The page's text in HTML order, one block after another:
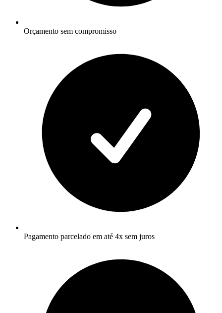
Orçamento sem compromisso
Pagamento parcelado em até 4x sem juros